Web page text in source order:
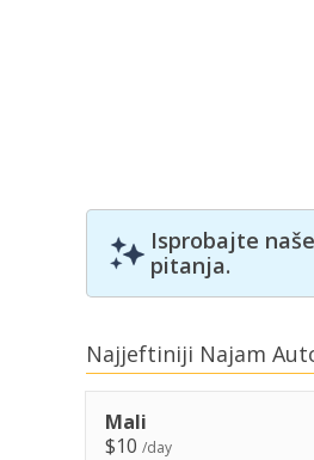
Isprobajte
pitanja.
Najjeftiniji Najam
Mali
$10 /day